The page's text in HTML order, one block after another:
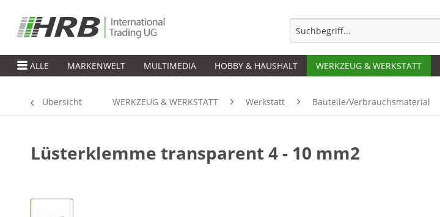
ALLE MARKENWELT MULTIMEDIA HOBBY & HAUSHALT WERKZEUG & WERKSTATT
Übersicht WERKZEUG & WERKSTATT Werkstatt Bauteile/Verbrauchsmaterial
Lüsterklemme transparent 4 - 10 mm2